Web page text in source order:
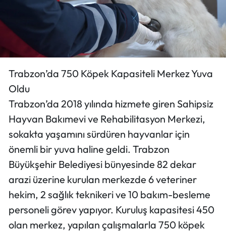
Trabzon’da 750 Köpek Kapasiteli Merkez Yuva
Oldu
Trabzon’da 2018 yılında hizmete giren Sahipsiz
Hayvan Bakımevi ve Rehabilitasyon Merkezi,
sokakta yaşamını sürdüren hayvanlar için
önemli bir yuva haline geldi. Trabzon
Büyükşehir Belediyesi bünyesinde 82 dekar
arazi üzerine kurulan merkezde 6 veteriner
hekim, 2 sağlık teknikeri ve 10 bakım-besleme
personeli görev yapıyor. Kuruluş kapasitesi 450
olan merkez, yapılan çalışmalarla 750 köpek
Turizm
Teknoloji